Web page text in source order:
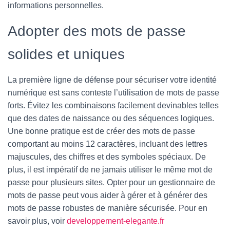
informations personnelles.
Adopter des mots de passe
solides et uniques
La première ligne de défense pour sécuriser votre identité
numérique est sans conteste l’utilisation de mots de passe
forts. Évitez les combinaisons facilement devinables telles
que des dates de naissance ou des séquences logiques.
Une bonne pratique est de créer des mots de passe
comportant au moins 12 caractères, incluant des lettres
majuscules, des chiffres et des symboles spéciaux. De
plus, il est impératif de ne jamais utiliser le même mot de
passe pour plusieurs sites. Opter pour un gestionnaire de
mots de passe peut vous aider à gérer et à générer des
mots de passe robustes de manière sécurisée. Pour en
savoir plus, voir developpement-elegante.fr